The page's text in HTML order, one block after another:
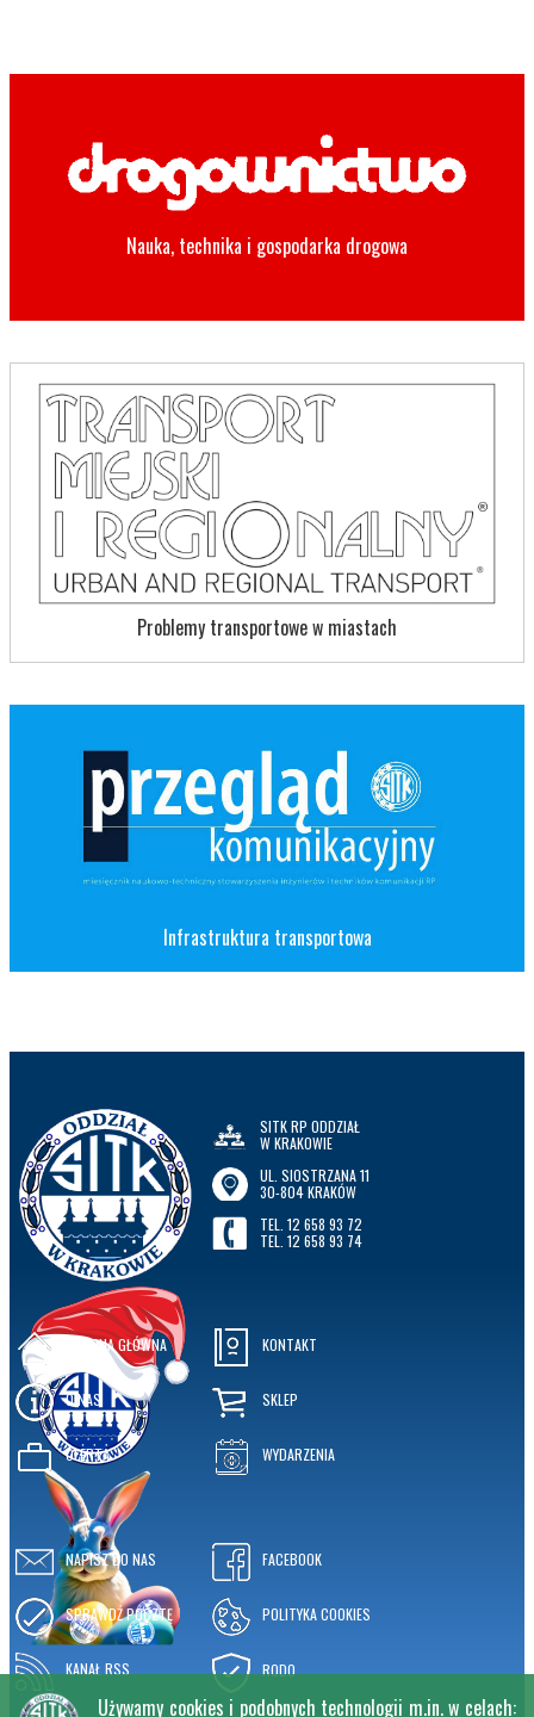
Nauka, technika i gospodarka drogowa
Problemy transportowe w miastach
Infrastruktura transportowa
SITK RP ODDZIAŁ
W KRAKOWIE
UL. SIOSTRZANA 11
30-804 KRAKÓW
TEL. 12 658 93 72
TEL. 12 658 93 74
STRONA GŁÓWNA
O NAS
OFERTA
KONTAKT
SKLEP
WYDARZENIA
NAPISZ DO NAS
SPRAWDŹ POCZTĘ
KANAŁ RSS
FACEBOOK
POLITYKA COOKIES
RODO
Używamy cookies i podobnych technologii m.in. w celach: